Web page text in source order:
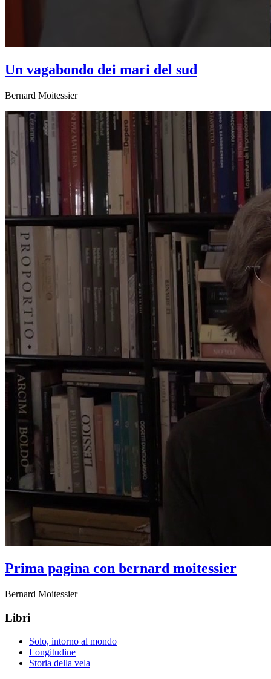
Un vagabondo dei mari del sud
Bernard Moitessier
Prima pagina con bernard moitessier
Bernard Moitessier
Libri
Solo, intorno al mondo
Longitudine
Storia della vela